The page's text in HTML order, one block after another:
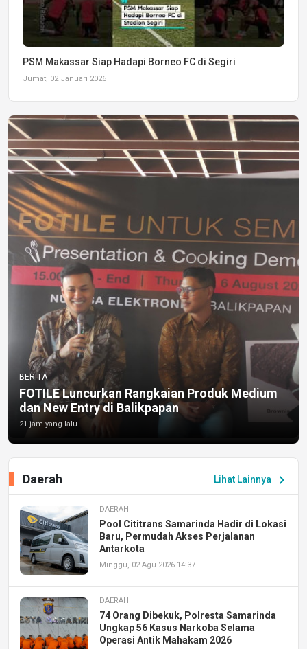
PSM Makassar Siap Hadapi Borneo FC di Segiri
Jumat, 02 Januari 2026
BERITA
FOTILE Luncurkan Rangkaian Produk Medium
dan New Entry di Balikpapan
21 jam yang lalu
Lihat Lainnya chevron_right
Daerah
DAERAH
Pool Cititrans Samarinda Hadir di Lokasi
Baru, Permudah Akses Perjalanan
Antarkota
Minggu, 02 Agu 2026 14:37
DAERAH
74 Orang Dibekuk, Polresta Samarinda
Ungkap 56 Kasus Narkoba Selama
Operasi Antik Mahakam 2026